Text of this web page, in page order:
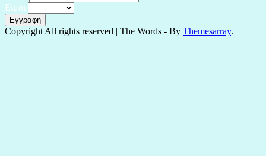
Είμαι
Copyright All rights reserved | The Words - By Themesarray.